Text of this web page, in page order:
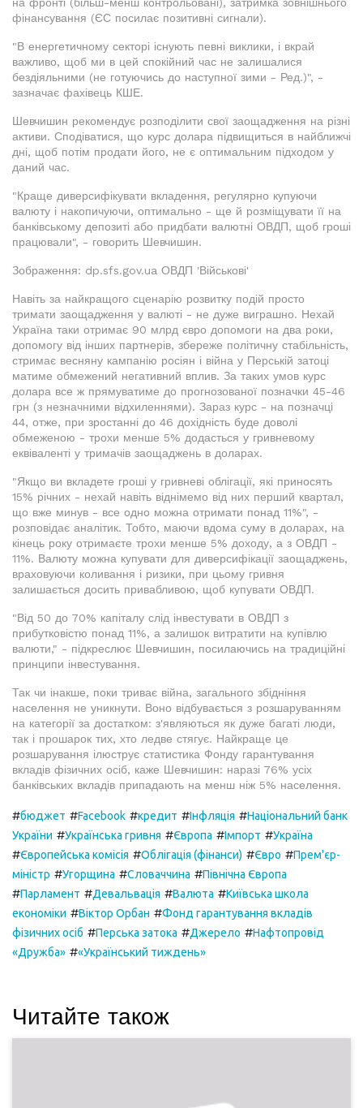
фінансування (ЄС посилає позитивні сигнали).
"В енергетичному секторі існують певні виклики, і вкрай
важливо, щоб ми в цей спокійний час не залишалися
бездіяльними (не готуючись до наступної зими - Ред.)", -
зазначає фахівець КШЕ.
Шевчишин рекомендує розподілити свої заощадження на різні
активи. Сподіватися, що курс долара підвищиться в найближчі
дні, щоб потім продати його, не є оптимальним підходом у
даний час.
"Краще диверсифікувати вкладення, регулярно купуючи
валюту і накопичуючи, оптимально - ще й розміщувати її на
банківському депозиті або придбати валютні ОВДП, щоб гроші
працювали", - говорить Шевчишин.
Зображення: dp.sfs.gov.ua ОВДП 'Військові'
Навіть за найкращого сценарію розвитку подій просто
тримати заощадження у валюті - не дуже виграшно. Нехай
Україна таки отримає 90 млрд євро допомоги на два роки,
допомогу від інших партнерів, збереже політичну стабільність,
стримає весняну кампанію росіян і війна у Перській затоці
матиме обмежений негативний вплив. За таких умов курс
долара все ж прямуватиме до прогнозованої позначки 45-46
грн (з незначними відхиленнями). Зараз курс - на позначці
44, отже, при зростанні до 46 дохідність буде доволі
обмеженою - трохи менше 5% додасться у гривневому
еквіваленті у тримачів заощаджень в доларах.
"Якщо ви вкладете гроші у гривневі облігації, які приносять
15% річних - нехай навіть віднімемо від них перший квартал,
що вже минув - все одно можна отримати понад 11%", -
розповідає аналітик. Тобто, маючи вдома суму в доларах, на
кінець року отримаєте трохи менше 5% доходу, а з ОВДП -
11%. Валюту можна купувати для диверсифікації заощаджень,
враховуючи коливання і ризики, при цьому гривня
залишається досить привабливою, щоб купувати ОВДП.
"Від 50 до 70% капіталу слід інвестувати в ОВДП з
прибутковістю понад 11%, а залишок витратити на купівлю
валюти," - підкреслює Шевчишин, посилаючись на традиційні
принципи інвестування.
Так чи інакше, поки триває війна, загального збідніння
населення не уникнути. Воно відбувається з розшаруванням
на категорії за достатком: з'являються як дуже багаті люди,
так і прошарок тих, хто ледве стягує. Найкраще це
розшарування ілюструє статистика Фонду гарантування
вкладів фізичних осіб, каже Шевчишин: наразі 76% усіх
банківських вкладів припадають на менш ніж 5% населення.
#бюджет #Facebook #кредит #Інфляція #Національний банк
України #Українська гривня #Європа #Імпорт #Україна
#Європейська комісія #Облігація (фінанси) #Євро #Прем'єр-
міністр #Угорщина #Словаччина #Північна Європа
#Парламент #Девальвація #Валюта #Київська школа
економіки #Віктор Орбан #Фонд гарантування вкладів
фізичних осіб #Перська затока #Джерело #Нафтопровід
«Дружба» #«Український тиждень»
Читайте також